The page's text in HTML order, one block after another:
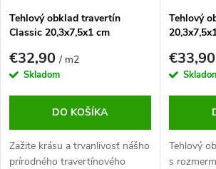
t
o
v
k
t
o
v
Tehlový obklad travertín
Classic 20,3x7,5x1 cm
€32,90/ m2
Skladom
DO KOŠÍKA
Zažite krásu a trvanlivosť nášho
prírodného travertínového
Tehlový
Tehlový
s